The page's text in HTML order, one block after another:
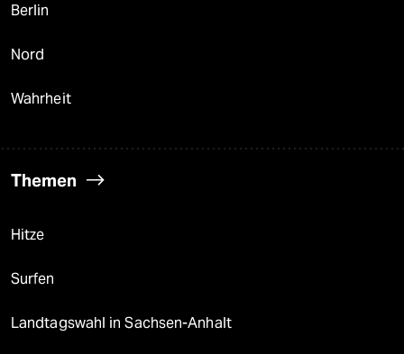
Berlin
Nord
Wahrheit
Themen
Hitze
Surfen
Landtagswahl in Sachsen-Anhalt